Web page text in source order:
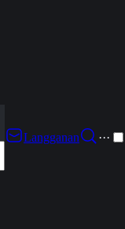
Langganan
···